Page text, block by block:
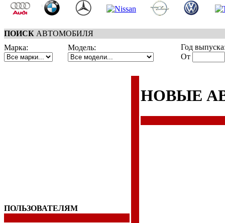
ПОИСК АВТОМОБИЛЯ
Марка:
Модель:
Год
От
ПОЛЬЗОВАТЕЛЯМ
НОВЫЕ